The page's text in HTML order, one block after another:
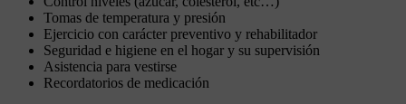
Tomas de temperatura y presión
Ejercicio con carácter preventivo y rehabilitador
Seguridad e higiene en el hogar y su supervisión
Asistencia para vestirse
Recordatorios de medicación